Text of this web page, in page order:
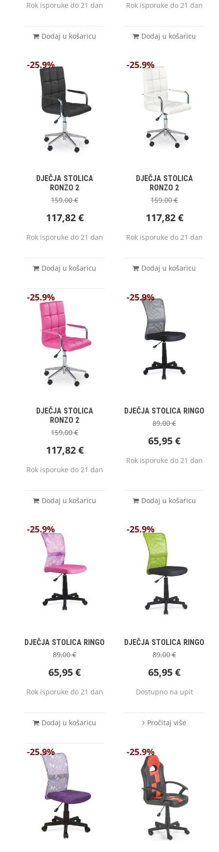
Rok isporuke do 21 dan
Dodaj u košaricu
Rok isporuke do 21 dan
Dodaj u košaricu
-25.9%
DJEČJA STOLICA
RONZO 2
159,00€
117,82€
Rok isporuke do 21 dan
Dodaj u košaricu
-25.9%
DJEČJA STOLICA
RONZO 2
159,00€
117,82€
Rok isporuke do 21 dan
Dodaj u košaricu
-25.9%
DJEČJA STOLICA
RONZO 2
159,00€
117,82€
Rok isporuke do 21 dan
Dodaj u košaricu
-25.9%
DJEČJA STOLICA RINGO
89,00€
65,95€
Rok isporuke do 21 dan
Dodaj u košaricu
-25.9%
DJEČJA STOLICA RINGO
89,00€
65,95€
Rok isporuke do 21 dan
Dodaj u košaricu
-25.9%
DJEČJA STOLICA RINGO
89,00€
65,95€
Dostupno na upit
Pročitaj više
-25.9% -25.9%